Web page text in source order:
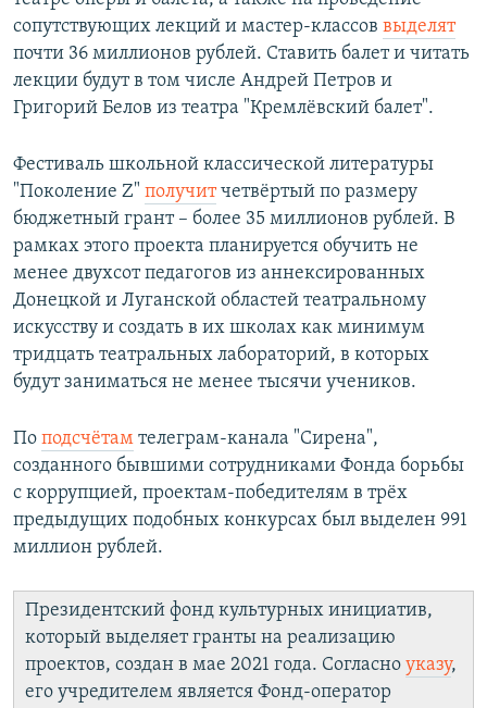
сопутствующих лекций и мастер-классов выделят
почти 36 миллионов рублей. Ставить балет и читать
лекции будут в том числе Андрей Петров и
Григорий Белов из театра "Кремлёвский балет".
Фестиваль школьной классической литературы
"Поколение Z" получитчетвёртый по размеру
бюджетный грант – более 35 миллионов рублей. В
рамках этого проекта планируется обучить не
менее двухсот педагогов из аннексированных
Донецкой и Луганской областей театральному
искусству и создать в их школах как минимум
тридцать театральных лабораторий, в которых
будут заниматься не менее тысячи учеников.
По подсчётам телеграм-канала "Сирена",
созданного бывшими сотрудниками Фонда борьбы
с коррупцией, проектам-победителям в трёх
предыдущих подобных конкурсах был выделен 991
миллион рублей.
Президентский фонд культурных инициатив,
который выделяет гранты на реализацию
проектов, создан в мае 2021 года. Согласно указу,
его учредителем является Фонд-оператор